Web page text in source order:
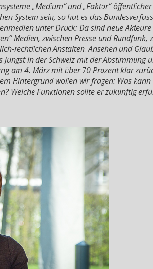
„Medium“ und „Faktor“
System sein, so hat es das
unter Druck: Da sind neue
Medien, zwischen Presse und
rechtlichen Anstalten. Ansehen und
in der Schweiz mit der Abstimmung
am 4. März mit über 70 Prozent klar
Hintergrund wollen wir fragen: Was
Welche Funktionen sollte er zukünftig